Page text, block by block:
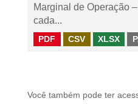
Marginal de Operação
cada...
PDF CSV XLSX
Você também pode ter